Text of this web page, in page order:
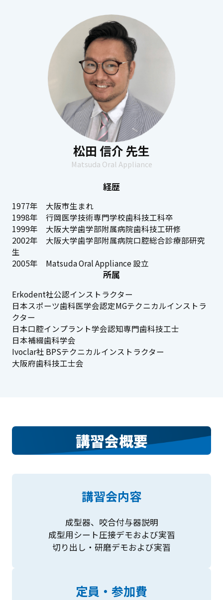
松田 信介 先生
Matsuda Oral Appliance
経歴
1977年 大阪市生まれ
1998年 行岡医学技術専門学校歯科技工科卒
1999年 大阪大学歯学部附属病院歯科技工研修
2002年 大阪大学歯学部附属病院口腔総合診療部研究
生
2005年 Matsuda Oral Appliance 設立
所属
Erkodent社公認インストラクター
日本スポーツ歯科医学会認定MGテクニカルインストラ
クター
日本口腔インプラント学会認知専門歯科技工士
日本補綴歯科学会
Ivoclar社 BPSテクニカルインストラクター
大阪府歯科技工士会
講習会概要
講習会内容
成型器、咬合付与器説明
成型用シート圧接デモおよび実習
切り出し・研磨デモおよび実習
定員・参加費